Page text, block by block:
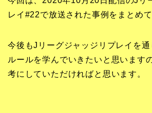
レイ#22で放送された事例をまとめて
今後もJリーグジャッジリプレイを
ルールを学んでいきたいと思います
考にしていただければと思います。